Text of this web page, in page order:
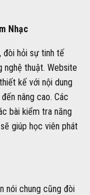
Nhạc
đòi hỏi sự tinh tế
thuật. Website
kế với nội dung
nâng cao. Các
bài kiểm tra năng
giúp học viên phát
nói chung cũng đòi